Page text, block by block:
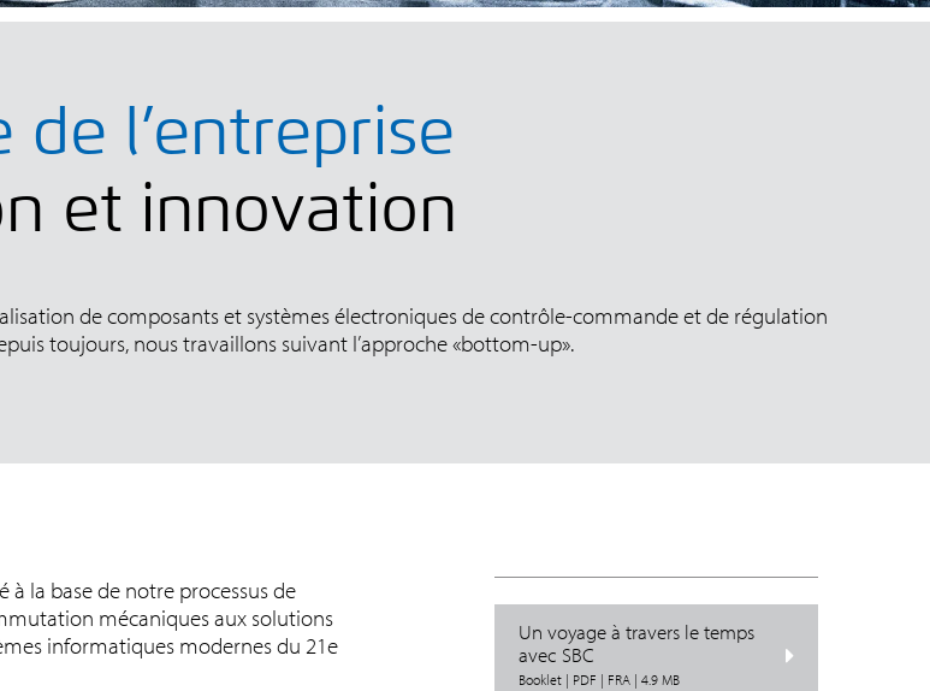
de l’entreprise
et innovation
de composants et systèmes électroniques de contrôle-commande et de régulation
toujours, nous travaillons suivant l’approche «bottom-up».
à la base de notre processus de
mécaniques aux solutions
informatiques modernes du 21e
Un voyage à travers le temps
avec SBC
Booklet | PDF | FRA | 4.9 MB